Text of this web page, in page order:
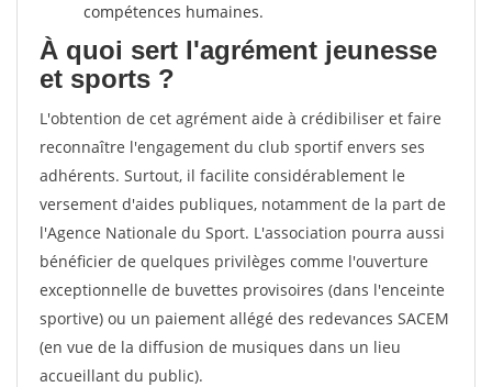
compétences humaines.
À quoi sert l'agrément jeunesse
et sports ?
L'obtention de cet agrément aide à crédibiliser et faire
reconnaître l'engagement du club sportif envers ses
adhérents. Surtout, il facilite considérablement le
versement d'aides publiques, notamment de la part de
l'Agence Nationale du Sport. L'association pourra aussi
bénéficier de quelques privilèges comme l'ouverture
exceptionnelle de buvettes provisoires (dans l'enceinte
sportive) ou un paiement allégé des redevances SACEM
(en vue de la diffusion de musiques dans un lieu
accueillant du public).